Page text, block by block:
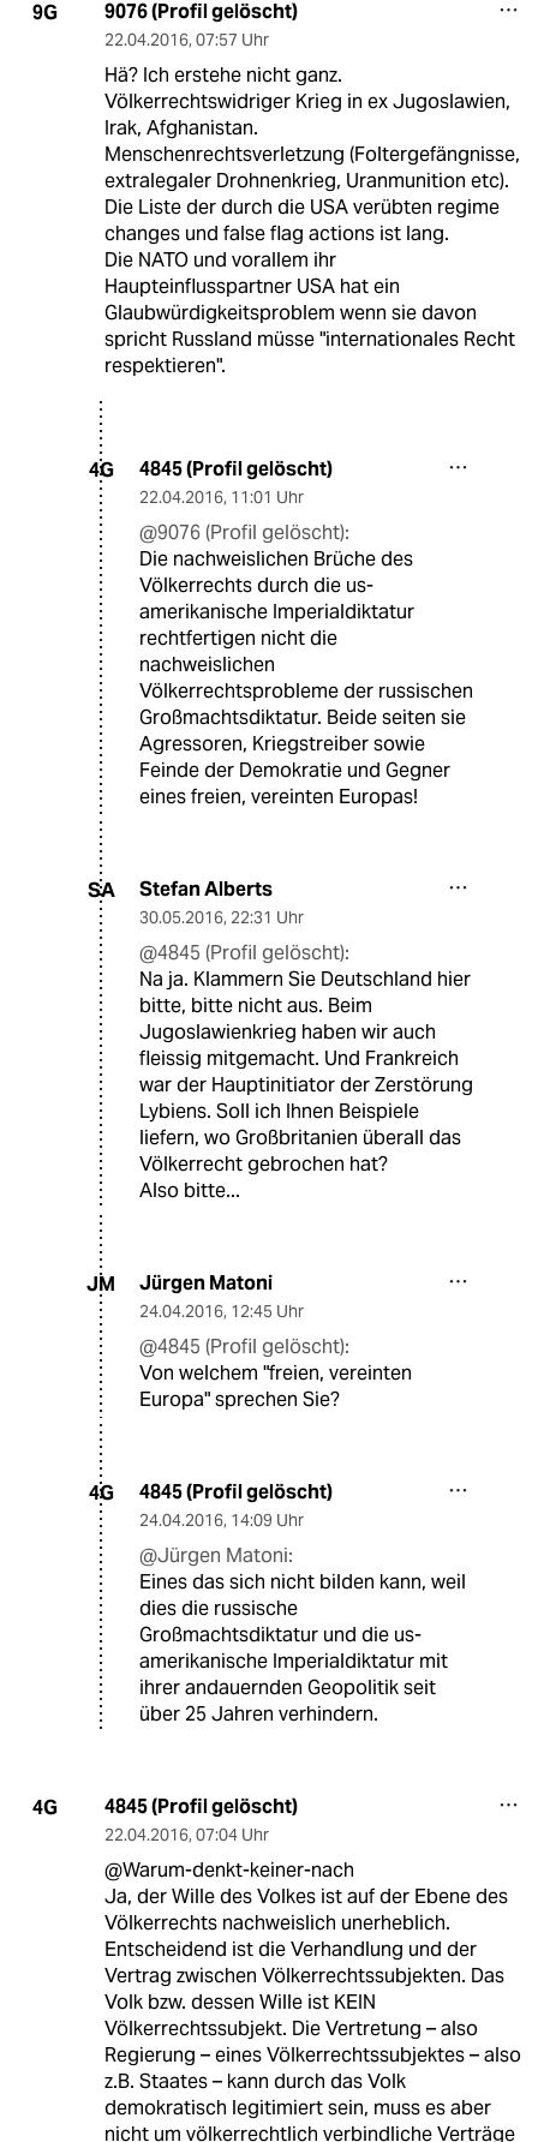
9G 9076 (Profil gelöscht)
22.04.2016, 07:57 Uhr
Hä? Ich erstehe nicht ganz.
Völkerrechtswidriger Krieg in ex Jugoslawien,
Irak, Afghanistan.
Menschenrechtsverletzung (Foltergefängnisse,
extralegaler Drohnenkrieg, Uranmunition etc).
Die Liste der durch die USA verübten regime
changes und false flag actions ist lang.
Die NATO und vorallem ihr
Haupteinflusspartner USA hat ein
Glaubwürdigkeitsproblem wenn sie davon
spricht Russland müsse "internationales Recht
respektieren".
4G 4845 (Profil gelöscht)
22.04.2016, 11:01 Uhr
@9076 (Profil gelöscht):
Die nachweislichen Brüche des
Völkerrechts durch die us-
amerikanische Imperialdiktatur
rechtfertigen nicht die
nachweislichen
Völkerrechtsprobleme der russischen
Großmachtsdiktatur. Beide seiten sie
Agressoren, Kriegstreiber sowie
Feinde der Demokratie und Gegner
eines freien, vereinten Europas!
SA Stefan Alberts
30.05.2016, 22:31 Uhr
@4845 (Profil gelöscht):
Na ja. Klammern Sie Deutschland hier
bitte, bitte nicht aus. Beim
Jugoslawienkrieg haben wir auch
fleissig mitgemacht. Und Frankreich
war der Hauptinitiator der Zerstörung
Lybiens. Soll ich Ihnen Beispiele
liefern, wo Großbritanien überall das
Völkerrecht gebrochen hat?
Also bitte...
JM Jürgen Matoni
24.04.2016, 12:45 Uhr
@4845 (Profil gelöscht):
Von welchem "freien, vereinten
Europa" sprechen Sie?
4G 4845 (Profil gelöscht)
24.04.2016, 14:09 Uhr
@Jürgen Matoni:
Eines das sich nicht bilden kann, weil
dies die russische
Großmachtsdiktatur und die us-
amerikanische Imperialdiktatur mit
ihrer andauernden Geopolitik seit
über 25 Jahren verhindern.
4G 4845 (Profil gelöscht)
22.04.2016, 07:04 Uhr
@Warum-denkt-keiner-nach
Ja, der Wille des Volkes ist auf der Ebene des
Völkerrechts nachweislich unerheblich.
Entscheidend ist die Verhandlung und der
Vertrag zwischen Völkerrechtssubjekten. Das
Volk bzw. dessen Wille ist KEIN
Völkerrechtssubjekt. Die Vertretung – also
Regierung – eines Völkerrechtssubjektes – also
z.B. Staates – kann durch das Volk
demokratisch legitimiert sein, muss es aber
nicht um völkerrechtlich verbindliche Verträge